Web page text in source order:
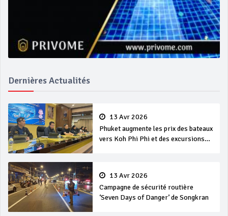
Dernières Actualités
13 Avr 2026
Phuket augmente les prix des bateaux
vers Koh Phi Phi et des excursions
13 Avr 2026
Campagne de sécurité routière
‘Seven Days of Danger’ de Songkran